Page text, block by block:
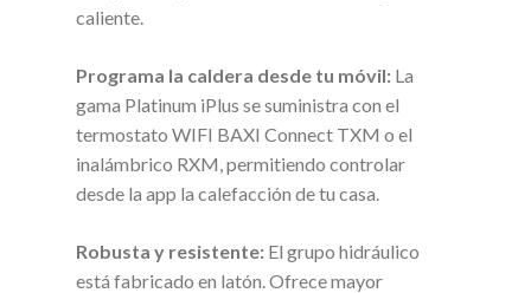
caliente.
Programa la caldera desde tu móvil: La
gama Platinum iPlus se suministra con el
termostato WIFI BAXI Connect TXM o el
inalámbrico RXM, permitiendo controlar
desde la app la calefacción de tu casa.
Robusta y resistente: El grupo hidráulico
está fabricado en latón. Ofrece mayor